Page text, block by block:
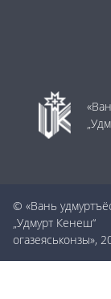
© «Вань
„Удмурт Кенеш“
огазеяськонзы»,